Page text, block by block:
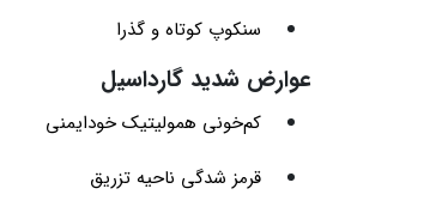
سنکوپ کوتاه و گذرا
عوارض شدید گارداسیل
کم‌خونی همولیتیک خودایمنی
قرمز شدگی ناحیه تزریق